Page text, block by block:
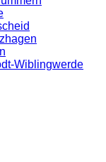
Wiblingwerde